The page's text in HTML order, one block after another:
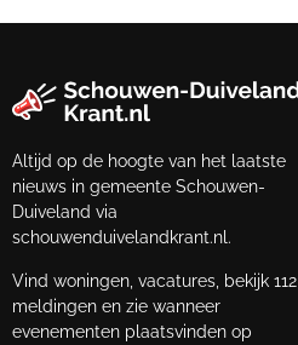
Altijd op de hoogte van het laatste
nieuws in gemeente Schouwen-
Duiveland via
schouwenduivelandkrant.nl.
Vind woningen, vacatures, bekijk 112
meldingen en zie wanneer
evenementen plaatsvinden op